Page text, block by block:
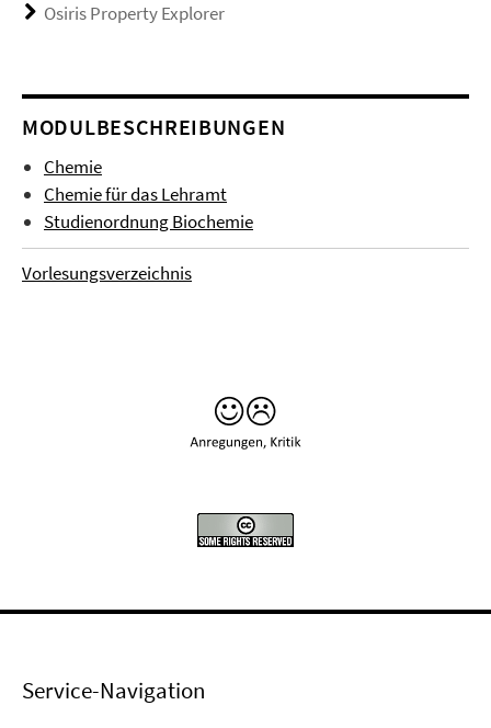
Osiris Property Explorer
MODULBESCHREIBUNGEN
Chemie
Chemie für das Lehramt
Studienordnung Biochemie
Vorlesungsverzeichnis
Service-Navigation